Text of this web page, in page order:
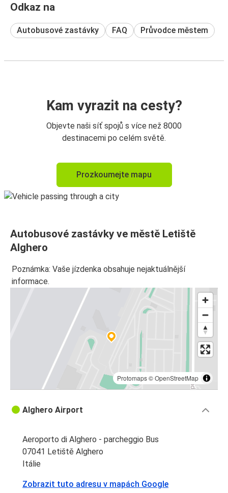
Odkaz na
Autobusové zastávky FAQ Průvodce městem
Kam vyrazit na cesty?
Objevte naši síť spojů s více než 8000
destinacemi po celém světě.
Prozkoumejte mapu
Autobusové zastávky ve městě Letiště
Alghero
Poznámka: Vaše jízdenka obsahuje nejaktuálnější
informace.
Protomaps©OpenStreetMap
Alghero Airport
Aeroporto di Alghero - parcheggio Bus
07041 Letiště Alghero
Itálie
Zobrazit tuto adresu v mapách Google